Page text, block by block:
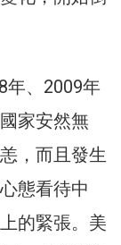
年、2009年
家安然無
，而且發生
態看待中
的緊張。美